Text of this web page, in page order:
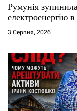
Румунія
електроенергію
3 Серпня, 2026